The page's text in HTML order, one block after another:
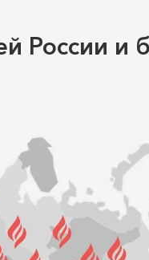
России